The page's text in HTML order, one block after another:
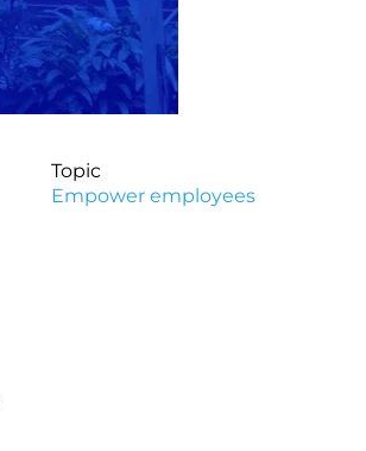
Topic
Empower employees